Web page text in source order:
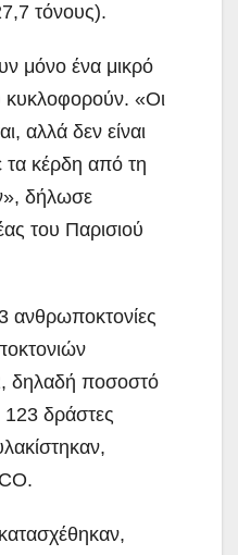
τόνους).
μόνο ένα μικρό
«Οι
αλλά δεν είναι
τα κέρδη από τη
δήλωσε
του Παρισιού
ανθρωποκτονίες
δηλαδή ποσοστό
123 δράστες